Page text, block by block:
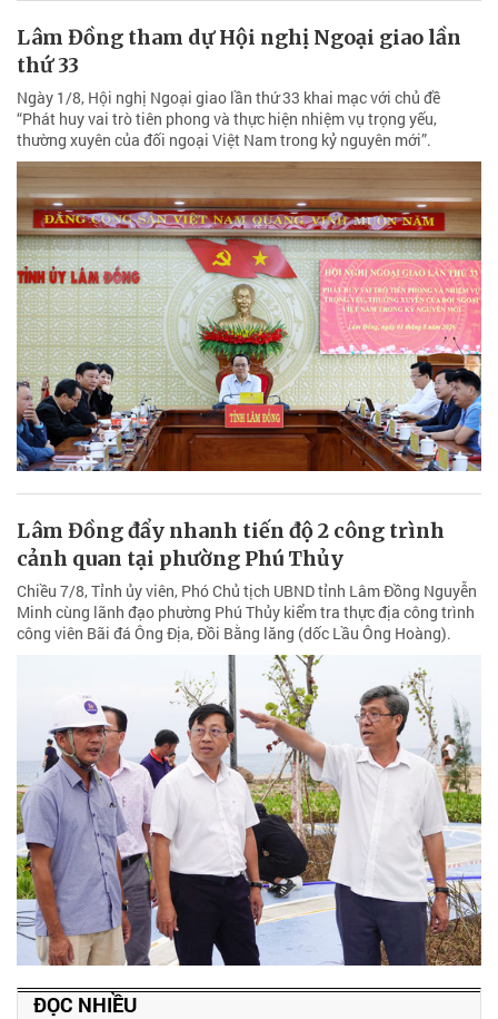
Lâm Đồng tham dự Hội nghị Ngoại giao lần
thứ 33
Ngày 1/8, Hội nghị Ngoại giao lần thứ 33 khai mạc với chủ đề
“Phát huy vai trò tiên phong và thực hiện nhiệm vụ trọng yếu,
thường xuyên của đối ngoại Việt Nam trong kỷ nguyên mới”.
Lâm Đồng đẩy nhanh tiến độ 2 công trình
cảnh quan tại phường Phú Thủy
Chiều 7/8, Tỉnh ủy viên, Phó Chủ tịch UBND tỉnh Lâm Đồng Nguyễn
Minh cùng lãnh đạo phường Phú Thủy kiểm tra thực địa công trình
công viên Bãi đá Ông Địa, Đồi Bằng lăng (dốc Lầu Ông Hoàng).
ĐỌC NHIỀU